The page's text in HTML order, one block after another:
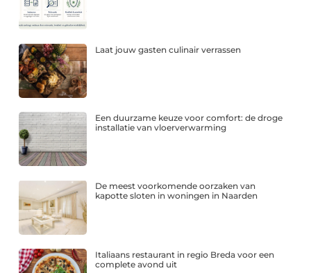
Laat jouw gasten culinair verrassen
Een duurzame keuze voor comfort: de droge
installatie van vloerverwarming
De meest voorkomende oorzaken van
kapotte sloten in woningen in Naarden
Italiaans restaurant in regio Breda voor een
complete avond uit